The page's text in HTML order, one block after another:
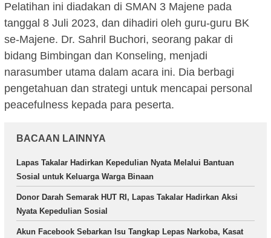
Pelatihan ini diadakan di SMAN 3 Majene pada
tanggal 8 Juli 2023, dan dihadiri oleh guru-guru BK
se-Majene. Dr. Sahril Buchori, seorang pakar di
bidang Bimbingan dan Konseling, menjadi
narasumber utama dalam acara ini. Dia berbagi
pengetahuan dan strategi untuk mencapai personal
peacefulness kepada para peserta.
BACAAN LAINNYA
Lapas Takalar Hadirkan Kepedulian Nyata Melalui Bantuan
Sosial untuk Keluarga Warga Binaan
Donor Darah Semarak HUT RI, Lapas Takalar Hadirkan Aksi
Nyata Kepedulian Sosial
Akun Facebook Sebarkan Isu Tangkap Lepas Narkoba, Kasat